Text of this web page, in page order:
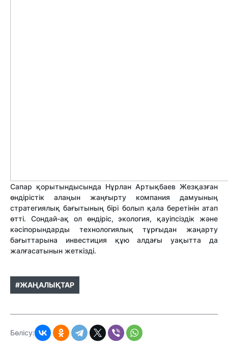
Сапар қорытындысында Нұрлан Артықбаев Жезқазған
өндірістік алаңын жаңғырту компания дамуының
стратегиялық бағытының бірі болып қала беретінін атап
өтті. Сондай-ақ ол өндіріс, экология, қауіпсіздік және
кәсіпорындарды технологиялық тұрғыдан жаңарту
бағыттарына инвестиция құю алдағы уақытта да
жалғасатынын жеткізді.
#ЖАҢАЛЫҚТАР
Бөлісу: